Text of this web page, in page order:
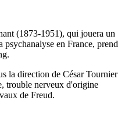
(1873-1951), qui jouera un
en France, prend
la direction de César Tournier
trouble nerveux d'origine
de Freud.